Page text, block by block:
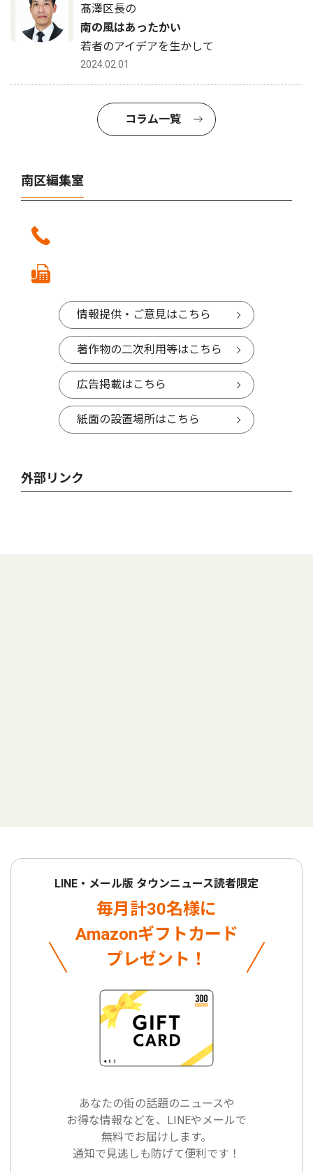
髙澤区長の
南の風はあったかい
若者のアイデアを生かして
2024.02.01
コラム一覧
南区編集室
情報提供・ご意見はこちら
著作物の二次利用等はこちら
広告掲載はこちら
紙面の設置場所はこちら
外部リンク
LINE・メール版 タウンニュース読者限定
毎月計30名様に
Amazonギフトカード
プレゼント！
あなたの街の話題のニュースや
お得な情報などを、LINEやメールで
無料でお届けします。
通知で見逃しも防げて便利です！